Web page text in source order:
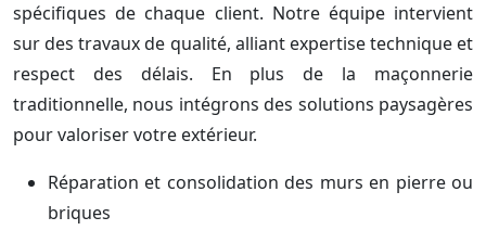
spécifiques de chaque client. Notre équipe intervient
sur des travaux de qualité, alliant expertise technique et
respect des délais. En plus de la maçonnerie
traditionnelle, nous intégrons des solutions paysagères
pour valoriser votre extérieur.
Réparation et consolidation des murs en pierre ou
briques